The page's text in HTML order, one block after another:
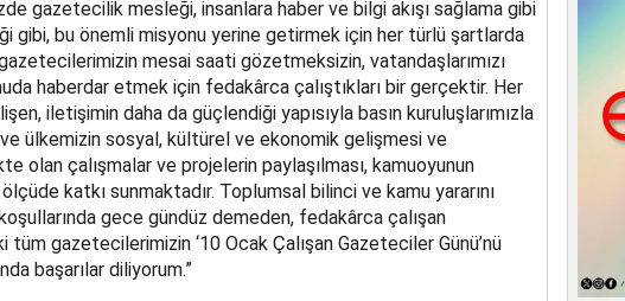
gazetecilik mesleği, insanlara haber ve bilgi akışı sağlama gibi
gibi, bu önemli misyonu yerine getirmek için her türlü şartlarda
mesai saati gözetmeksizin, vatandaşlarımızı
haberdar etmek için fedakârca çalıştıkları bir gerçektir. Her
iletişimin daha da güçlendiği yapısıyla basın kuruluşlarımızla
ülkemizin sosyal, kültürel ve ekonomik gelişmesi ve
olan çalışmalar ve projelerin paylaşılması, kamuoyunun
katkı sunmaktadır. Toplumsal bilinci ve kamu yararını
gece gündüz demeden, fedakârca çalışan
gazetecilerimizin ‘10 Ocak Çalışan Gazeteciler Günü’nü
başarılar diliyorum.”